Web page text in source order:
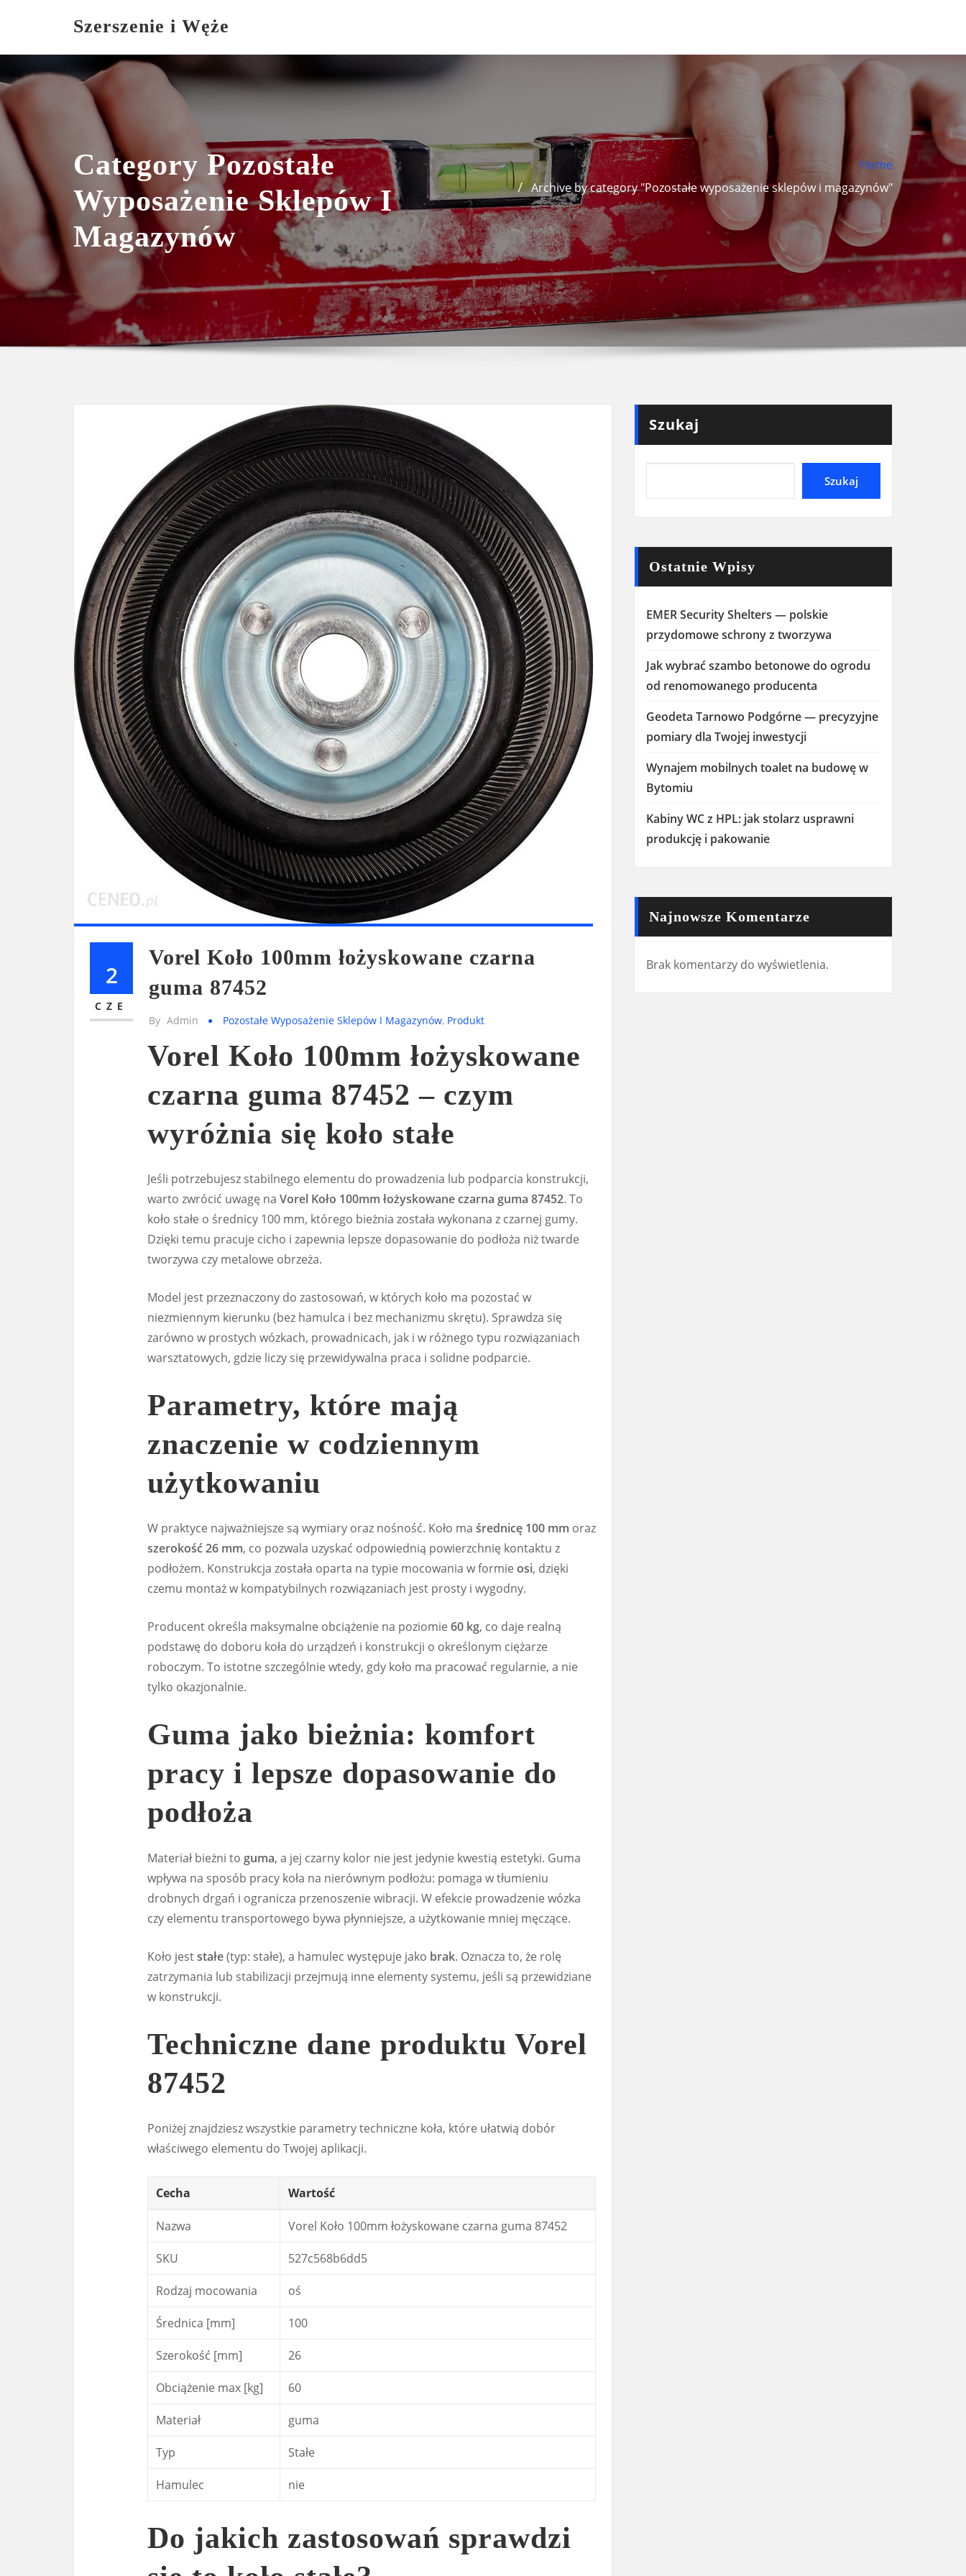
Szerszenie i Węże
Category Pozostałe
Wyposażenie Sklepów I
Magazynów
Home
Archive by category "Pozostałe wyposażenie sklepów i magazynów"
2
CZE
Vorel Koło 100mm łożyskowane czarna
guma 87452
By Admin Pozostałe Wyposażenie Sklepów I Magazynów, Produkt
Vorel Koło 100mm łożyskowane
czarna guma 87452 – czym
wyróżnia się koło stałe
Jeśli potrzebujesz stabilnego elementu do prowadzenia lub podparcia konstrukcji,
warto zwrócić uwagę na Vorel Koło 100mm łożyskowane czarna guma 87452. To
koło stałe o średnicy 100 mm, którego bieżnia została wykonana z czarnej gumy.
Dzięki temu pracuje cicho i zapewnia lepsze dopasowanie do podłoża niż twarde
tworzywa czy metalowe obrzeża.
Model jest przeznaczony do zastosowań, w których koło ma pozostać w
niezmiennym kierunku (bez hamulca i bez mechanizmu skrętu). Sprawdza się
zarówno w prostych wózkach, prowadnicach, jak i w różnego typu rozwiązaniach
warsztatowych, gdzie liczy się przewidywalna praca i solidne podparcie.
Parametry, które mają
znaczenie w codziennym
użytkowaniu
W praktyce najważniejsze są wymiary oraz nośność. Koło ma średnicę 100 mm oraz
szerokość 26 mm, co pozwala uzyskać odpowiednią powierzchnię kontaktu z
podłożem. Konstrukcja została oparta na typie mocowania w formie osi, dzięki
czemu montaż w kompatybilnych rozwiązaniach jest prosty i wygodny.
Producent określa maksymalne obciążenie na poziomie 60 kg, co daje realną
podstawę do doboru koła do urządzeń i konstrukcji o określonym ciężarze
roboczym. To istotne szczególnie wtedy, gdy koło ma pracować regularnie, a nie
tylko okazjonalnie.
Guma jako bieżnia: komfort
pracy i lepsze dopasowanie do
podłoża
Materiał bieżni to guma, a jej czarny kolor nie jest jedynie kwestią estetyki. Guma
wpływa na sposób pracy koła na nierównym podłożu: pomaga w tłumieniu
drobnych drgań i ogranicza przenoszenie wibracji. W efekcie prowadzenie wózka
czy elementu transportowego bywa płynniejsze, a użytkowanie mniej męczące.
Koło jeststałe(typ: stałe), a hamulec występuje jako brak. Oznacza to, że rolę
zatrzymania lub stabilizacji przejmują inne elementy systemu, jeśli są przewidziane
w konstrukcji.
Techniczne dane produktu Vorel
87452
Poniżej znajdziesz wszystkie parametry techniczne koła, które ułatwią dobór
właściwego elementu do Twojej aplikacji.
Cecha Wartość
Nazwa Vorel Koło 100mm łożyskowane czarna guma 87452
SKU 527c568b6dd5
Rodzaj mocowania oś
Średnica [mm] 100
Szerokość [mm] 26
Obciążenie max [kg] 60
Materiał guma
Typ Stałe
Hamulec nie
Do jakich zastosowań sprawdzi
Szukaj
Szukaj
Ostatnie Wpisy
EMER Security Shelters — polskie
przydomowe schrony z tworzywa
Jak wybrać szambo betonowe do ogrodu
od renomowanego producenta
Geodeta Tarnowo Podgórne — precyzyjne
pomiary dla Twojej inwestycji
Wynajem mobilnych toalet na budowę w
Bytomiu
Kabiny WC z HPL: jak stolarz usprawni
produkcję i pakowanie
Najnowsze Komentarze
Brak komentarzy do wyświetlenia.